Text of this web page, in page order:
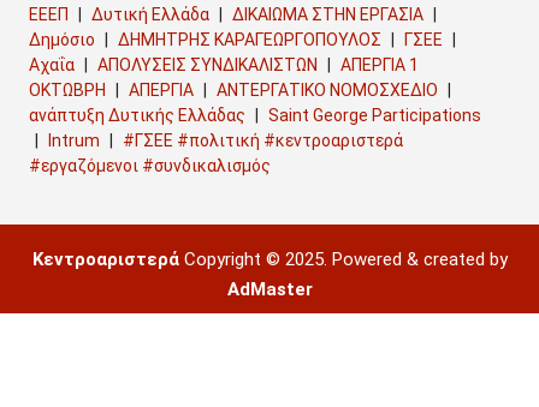
ΕΕΕΠ
Δυτική Ελλάδα
ΔΙΚΑΙΩΜΑ ΣΤΗΝ ΕΡΓΑΣΙΑ
Δημόσιο
ΔΗΜΗΤΡΗΣ ΚΑΡΑΓΕΩΡΓΟΠΟΥΛΟΣ
ΓΣΕΕ
Αχαΐα
ΑΠΟΛΥΣΕΙΣ ΣΥΝΔΙΚΑΛΙΣΤΩΝ
ΑΠΕΡΓΙΑ 1
ΟΚΤΩΒΡΗ
ΑΠΕΡΓΙΑ
ΑΝΤΕΡΓΑΤΙΚΟ ΝΟΜΟΣΧΕΔΙΟ
ανάπτυξη Δυτικής Ελλάδας
Saint George Participations
Intrum
#ΓΣΕΕ #πολιτική #κεντροαριστερά
#εργαζόμενοι #συνδικαλισμός
ΚεντροαριστεράCopyright © 2025. Powered & created by
AdMaster